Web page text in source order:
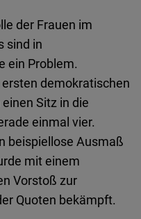
der Frauen im
sind in
ein Problem.
demokratischen
Sitz in die
einmal vier.
beispiellose Ausmaß
mit einem
Vorstoß zur
Quoten bekämpft.